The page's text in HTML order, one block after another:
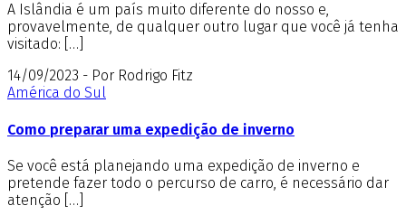
A Islândia é um país muito diferente do nosso e,
provavelmente, de qualquer outro lugar que você já tenha
visitado: […]
14/09/2023 - Por Rodrigo Fitz
América do Sul
Como preparar uma expedição de inverno
Se você está planejando uma expedição de inverno e
pretende fazer todo o percurso de carro, é necessário dar
atenção […]